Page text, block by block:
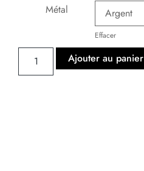
Métal
Effacer
Ajouter au panier